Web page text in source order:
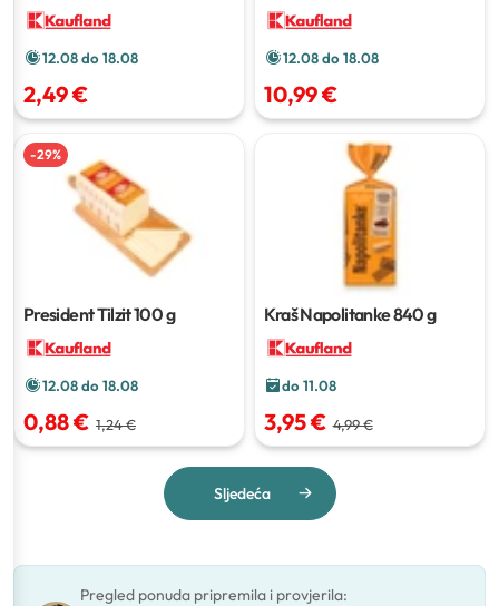
12.08 do 18.08
2,49 €
12.08 do 18.08
10,99 €
-29%
President Tilzit100 g
12.08 do 18.08
0,88 € 1,24 €
Kraš Napolitanke840 g
do 11.08
3,95 € 4,99 €
Sljedeća
Pregled ponuda pripremila i provjerila: